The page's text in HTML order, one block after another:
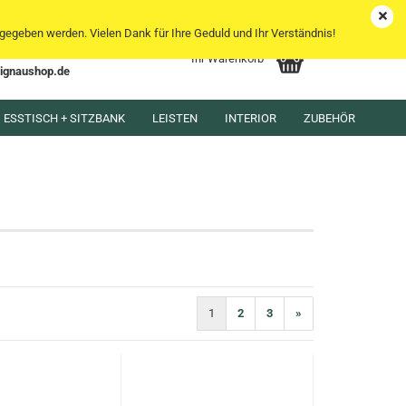
vergessen?
Ihr Warenkorb
werden. Vielen Dank für Ihre Geduld und Ihr Verständnis!
ESSTISCH + SITZBANK LEISTEN INTERIOR ZUBEHÖR
1 2 3 »